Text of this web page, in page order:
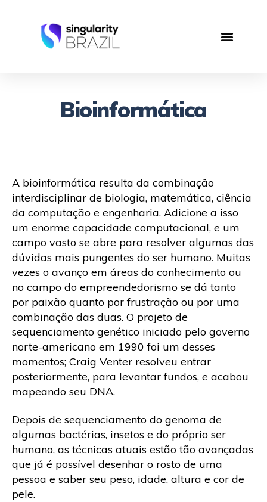
Bioinformática
A bioinformática resulta da combinação
interdisciplinar de biologia, matemática, ciência
da computação e engenharia. Adicione a isso
um enorme capacidade computacional, e um
campo vasto se abre para resolver algumas das
dúvidas mais pungentes do ser humano. Muitas
vezes o avanço em áreas do conhecimento ou
no campo do empreendedorismo se dá tanto
por paixão quanto por frustração ou por uma
combinação das duas. O projeto de
sequenciamento genético iniciado pelo governo
norte-americano em 1990 foi um desses
momentos; Craig Venter resolveu entrar
posteriormente, para levantar fundos, e acabou
mapeando seu DNA.
Depois de sequenciamento do genoma de
algumas bactérias, insetos e do próprio ser
humano, as técnicas atuais estão tão avançadas
que já é possível desenhar o rosto de uma
pessoa e saber seu peso, idade, altura e cor de
pele.